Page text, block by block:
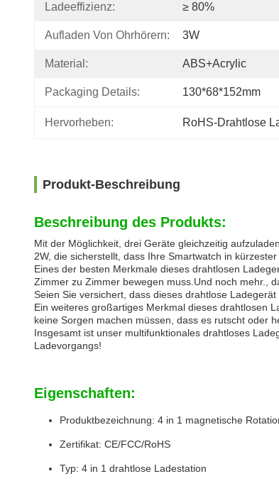
Ladeeffizienz: ≥ 80%
Aufladen Von Ohrhörern: 3W
Material: ABS+Acrylic
Packaging Details: 130*68*152mm
Hervorheben: RoHS-Drahtlose
Produkt-Beschreibung
Beschreibung des Produkts:
Mit der Möglichkeit, drei Geräte gleichzeitig
2W, die sicherstellt, dass Ihre Smartwatch in
Eines der besten Merkmale dieses drahtlosen
Zimmer zu Zimmer bewegen muss.Und noch mehr.,
Seien Sie versichert, dass dieses drahtlose
Ein weiteres großartiges Merkmal dieses drahtlosen
keine Sorgen machen müssen, dass es rutscht oder
Insgesamt ist unser multifunktionales drahtloses
Ladevorgangs!
Eigenschaften:
Produktbezeichnung: 4 in 1 magnetische
Zertifikat: CE/FCC/RoHS
Typ: 4 in 1 drahtlose Ladestation